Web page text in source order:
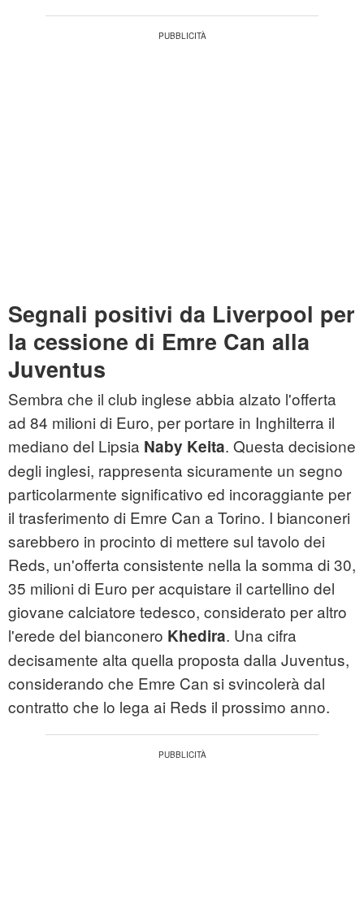
Segnali positivi da Liverpool per
la cessione di Emre Can alla
Juventus
Sembra che il club inglese abbia alzato l'offerta
ad 84 milioni di Euro, per portare in Inghilterra il
mediano del Lipsia Naby Keita. Questa decisione
degli inglesi, rappresenta sicuramente un segno
particolarmente significativo ed incoraggiante per
il trasferimento di Emre Can a Torino. I bianconeri
sarebbero in procinto di mettere sul tavolo dei
Reds, un'offerta consistente nella la somma di 30,
35 milioni di Euro per acquistare il cartellino del
giovane calciatore tedesco, considerato per altro
l'erede del bianconero Khedira. Una cifra
decisamente alta quella proposta dalla Juventus,
considerando che Emre Can si svincolerà dal
contratto che lo lega ai Reds il prossimo anno.